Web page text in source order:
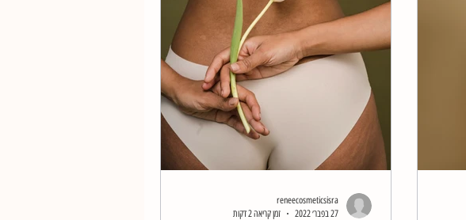
reneecosmeticsisra
27 בפבר׳ 2022
זמן קריאה 2 דקות